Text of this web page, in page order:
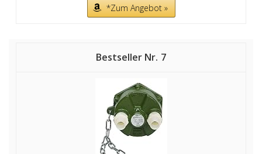
*Zum Angebot »
7